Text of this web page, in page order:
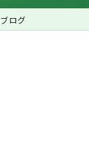
ブログ